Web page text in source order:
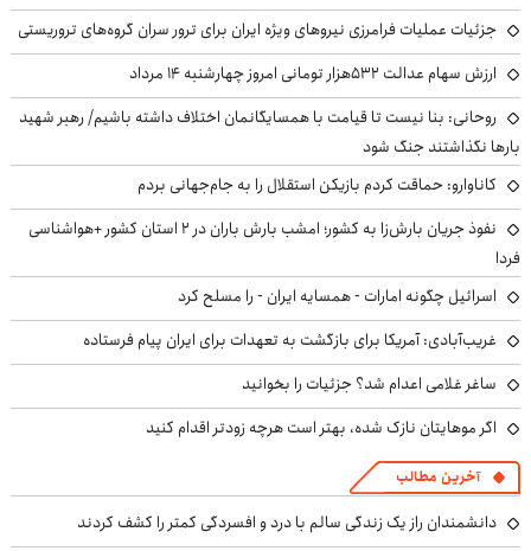
جزئیات عملیات فرامرزی نیروهای ویژه ایران برای ترور سران گروه‌های تروریستی
ارزش سهام عدالت ۵۳۲هزار تومانی امروز چهارشنبه ۱۴ مرداد
روحانی: بنا نیست تا قیامت با همسایگانمان اختلاف داشته باشیم/ رهبر شهید
بارها نگذاشتند جنگ شود
کاناوارو: حماقت کردم بازیکن استقلال را به جام‌جهانی بردم
نفوذ جریان بارش‌زا به کشور؛ امشب بارش باران در ۲ استان کشور +هواشناسی
فردا
اسرائیل چگونه امارات - همسایه ایران - را مسلح کرد
غریب‌آبادی: آمریکا برای بازگشت به تعهدات برای ایران پیام فرستاده
ساغر غلامی اعدام شد؟ جزئیات را بخوانید
اگر موهایتان نازک شده، بهتر است هرچه زودتر اقدام کنید
آخرین مطالب
دانشمندان راز یک زندگی سالم با درد و افسردگی کمتر را کشف کردند